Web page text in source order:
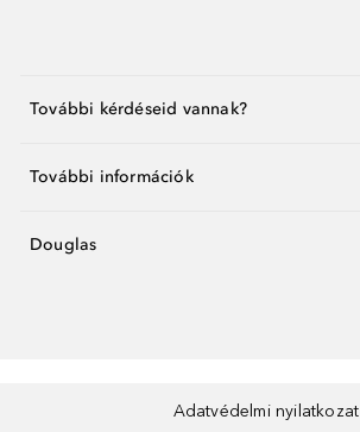
További kérdéseid vannak?
További információk
Douglas
Adatvédelmi nyilatkozat